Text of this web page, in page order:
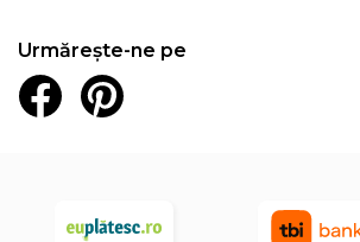
Urmărește-ne pe